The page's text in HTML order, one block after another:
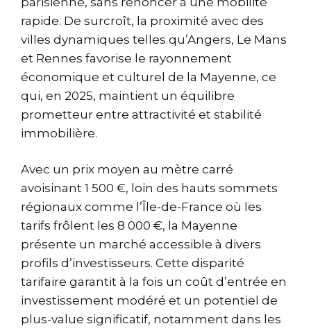
rapide. De surcroît, la proximité avec des
villes dynamiques telles qu’Angers, Le Mans
et Rennes favorise le rayonnement
économique et culturel de la Mayenne, ce
qui, en 2025, maintient un équilibre
prometteur entre attractivité et stabilité
immobilière.
Avec un prix moyen au mètre carré
avoisinant 1 500 €, loin des hauts sommets
régionaux comme l’Île-de-France où les
tarifs frôlent les 8 000 €, la Mayenne
présente un marché accessible à divers
profils d’investisseurs. Cette disparité
tarifaire garantit à la fois un coût d’entrée en
investissement modéré et un potentiel de
plus-value significatif, notamment dans les